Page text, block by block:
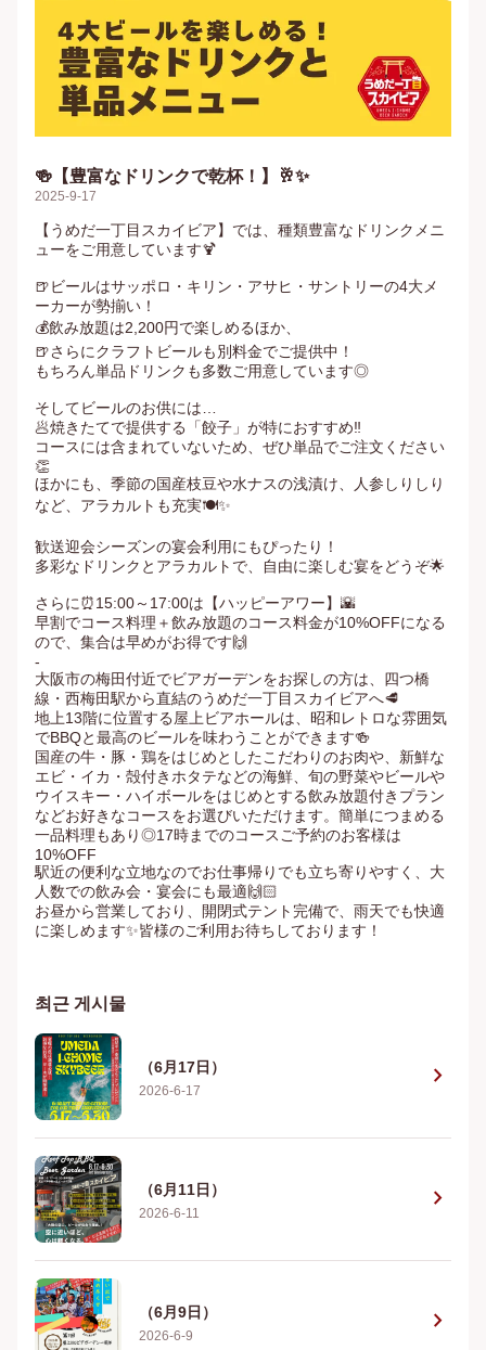
🍻【豊富なドリンクで乾杯！】🥂✨
2025-9-17
【うめだ一丁目スカイビア】では、種類豊富なドリンクメニ
ューをご用意しています🍹
🍺ビールはサッポロ・キリン・アサヒ・サントリーの4大メ
ーカーが勢揃い！
💰飲み放題は2,200円で楽しめるほか、
🍺さらにクラフトビールも別料金でご提供中！
もちろん単品ドリンクも多数ご用意しています◎
そしてビールのお供には…
🥟焼きたてで提供する「餃子」が特におすすめ‼️
コースには含まれていないため、ぜひ単品でご注文ください
👏
ほかにも、季節の国産枝豆や水ナスの浅漬け、人参しりしり
など、アラカルトも充実🍽️✨
歓送迎会シーズンの宴会利用にもぴったり！
多彩なドリンクとアラカルトで、自由に楽しむ宴をどうぞ🌟
さらに⏰15:00～17:00は【ハッピーアワー】🌇
早割でコース料理＋飲み放題のコース料金が10%OFFになる
ので、集合は早めがお得です🙌
-
大阪市の梅田付近でビアガーデンをお探しの方は、四つ橋
線・西梅田駅から直結のうめだ一丁目スカイビアへ🥩
地上13階に位置する屋上ビアホールは、昭和レトロな雰囲気
でBBQと最高のビールを味わうことができます🍻
国産の牛・豚・鶏をはじめとしたこだわりのお肉や、新鮮な
エビ・イカ・殻付きホタテなどの海鮮、旬の野菜やビールや
ウイスキー・ハイボールをはじめとする飲み放題付きプラン
などお好きなコースをお選びいただけます。簡単につまめる
一品料理もあり◎17時までのコースご予約のお客様は
10%OFF
駅近の便利な立地なのでお仕事帰りでも立ち寄りやすく、大
人数での飲み会・宴会にも最適🙌🏻
お昼から営業しており、開閉式テント完備で、雨天でも快適
に楽しめます✨皆様のご利用お待ちしております！
최근 게시물
（6月17日）
2026-6-17 chevron_right
（6月11日）
2026-6-11 chevron_right
（6月9日）
2026-6-9 chevron_right